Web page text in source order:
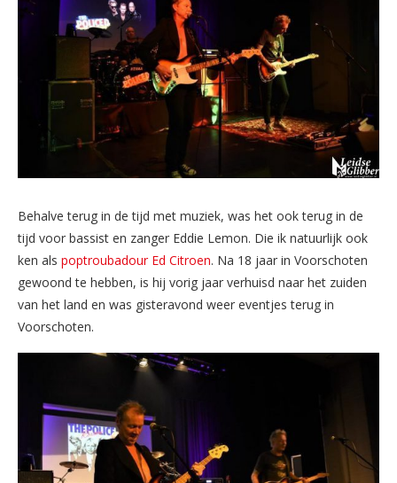
Behalve terug in de tijd met muziek, was het ook terug in de
tijd voor bassist en zanger Eddie Lemon. Die ik natuurlijk ook
ken als poptroubadour Ed Citroen. Na 18 jaar in Voorschoten
gewoond te hebben, is hij vorig jaar verhuisd naar het zuiden
van het land en was gisteravond weer eventjes terug in
Voorschoten.